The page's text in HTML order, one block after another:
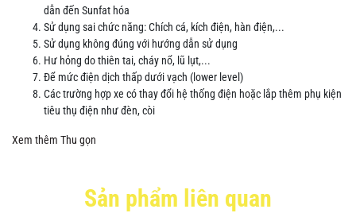
dẫn đến Sunfat hóa
Sử dụng sai chức năng: Chích cá, kích điện, hàn điện,...
Sử dụng không đúng với hướng dẫn sử dụng
Hư hỏng do thiên tai, cháy nổ, lũ lụt,...
Để mức điện dịch thấp dưới vạch (lower level)
Các trường hợp xe có thay đổi hệ thống điện hoặc lắp thêm phụ kiện
tiêu thụ điện như đèn, còi
Xem thêm Thu gọn
Sản phẩm liên quan